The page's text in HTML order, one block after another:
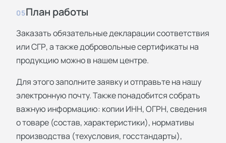
05План работы
Заказать обязательные декларации соответствия
или СГР, а также добровольные сертификаты на
продукцию можно в нашем центре.
Для этого заполните заявку и отправьте на нашу
электронную почту. Также понадобится собрать
важную информацию: копии ИНН, ОГРН, сведения
о товаре (состав, характеристики), нормативы
производства (техусловия, госстандарты),